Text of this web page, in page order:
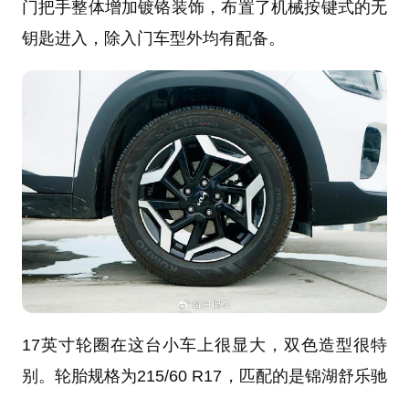
门把手整体增加镀铬装饰，布置了机械按键式的无
钥匙进入，除入门车型外均有配备。
17英寸轮圈在这台小车上很显大，双色造型很特
别。轮胎规格为215/60 R17，匹配的是锦湖舒乐驰